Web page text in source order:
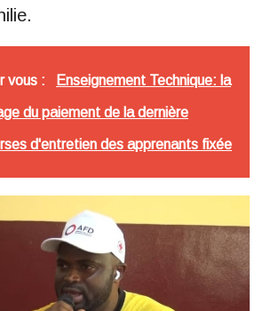
vous : Enseignement Technique: la
du paiement de la dernière
d'entretien des apprenants fixée